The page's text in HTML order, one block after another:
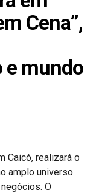
Cena”,
e mundo
Caicó, realizará o
amplo universo
O